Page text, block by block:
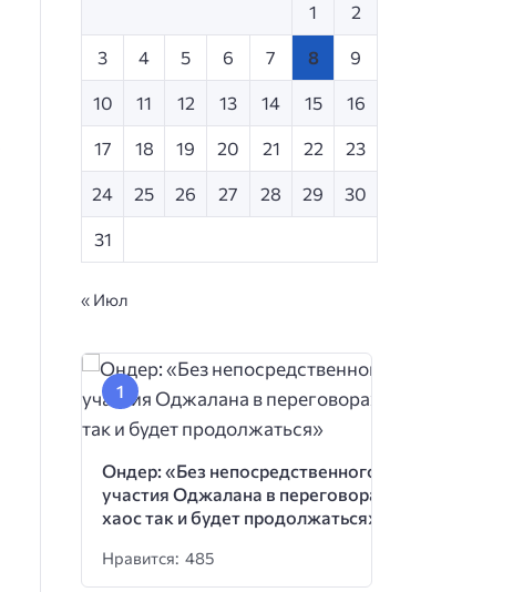
1 2
3 4 5 6 7 8 9
10 11 12 13 14 15 16
17 18 19 20 21 22 23
24 25 26 27 28 29 30
31
« Июл
Ондер: «Без непосредственного
участия Оджалана в переговорах
хаос так и будет продолжаться»
Нравится: 485